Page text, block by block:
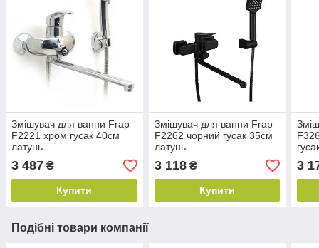
Змішувач для ванни Frap
F2221 хром гусак 40см
латунь
3 487 ₴
Купити
Змішувач для ванни Frap
F2262 чорний гусак 35см
латунь
3 118₴
Купити
3
Подібні товари компанії